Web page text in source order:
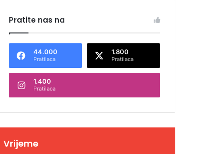
Pratite nas na
44.000
Pratilaca
1.800
Pratilaca
1.400
Pratilaca
Vrijeme